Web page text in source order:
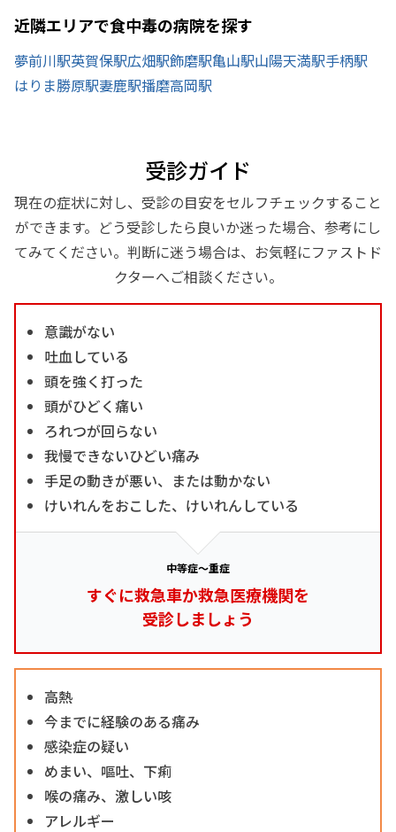
近隣エリアで食中毒の病院を探す
夢前川駅英賀保駅広畑駅飾磨駅亀山駅山陽天満駅手柄駅
はりま勝原駅妻鹿駅播磨高岡駅
受診ガイド
現在の症状に対し、受診の目安をセルフチェックすること
ができます。どう受診したら良いか迷った場合、参考にし
てみてください。判断に迷う場合は、お気軽にファストド
クターへご相談ください。
意識がない
吐血している
頭を強く打った
頭がひどく痛い
ろれつが回らない
我慢できないひどい痛み
手足の動きが悪い、または動かない
けいれんをおこした、けいれんしている
中等症～重症
すぐに救急車か救急医療機関を
受診しましょう
高熱
今までに経験のある痛み
感染症の疑い
めまい、嘔吐、下痢
喉の痛み、激しい咳
アレルギー